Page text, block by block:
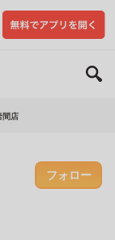
間店
フォロー